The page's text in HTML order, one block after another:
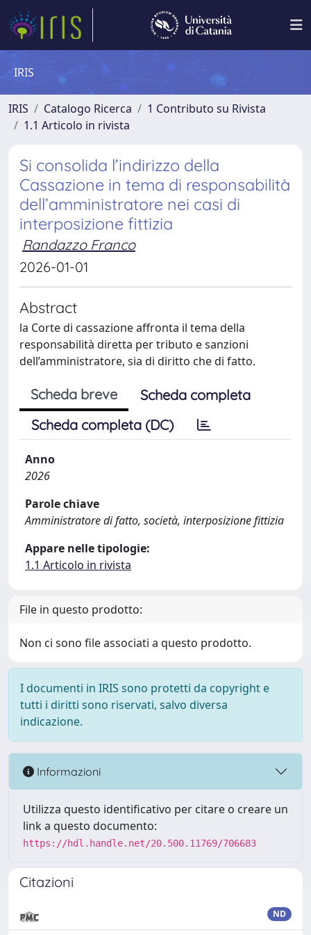
IRIS
IRIS Catalogo Ricerca
1 Contributo su Rivista
1.1 Articolo in rivista
Si consolida l’indirizzo della
Cassazione in tema di responsabilità
dell’amministratore nei casi di
interposizione fittizia
Randazzo Franco
2026-01-01
Abstract
la Corte di cassazione affronta il tema della
responsabilità diretta per tributo e sanzioni
dell’amministratore, sia di diritto che di fatto.
Scheda breve
Scheda completa
Scheda completa (DC)
Anno
2026
Parole chiave
Amministratore di fatto, società, interposizione fittizia
Appare nelle tipologie:
1.1 Articolo in rivista
File in questo prodotto:
Non ci sono file associati a questo prodotto.
I documenti in IRIS sono protetti da copyright e
tutti i diritti sono riservati, salvo diversa
indicazione.
Informazioni
Utilizza questo identificativo per citare o creare un
link a questo documento:
https://hdl.handle.net/20.500.11769/706683
Citazioni
ND